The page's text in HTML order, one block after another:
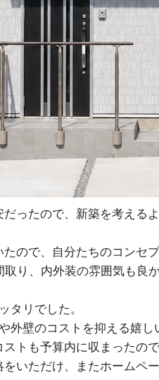
ったので、新築を考える
ので、自分たちのコンセ
り、内外装の雰囲気も良
タリでした。
壁のコストを抑える嬉し
トも予算内に収まったの
いただけ、またホームペ